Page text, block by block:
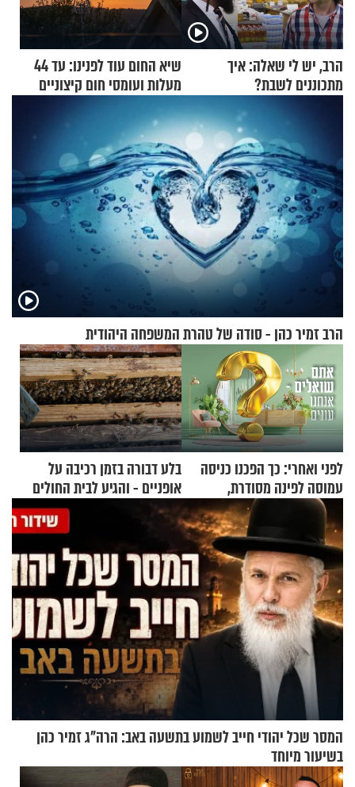
הרב, יש לי שאלה: איך
מתכוננים לשבת?
שיא החום עוד לפנינו: עד 44
מעלות ועומסי חום קיצוניים
הרב זמיר כהן - סודה של טהרת המשפחה היהודית
לפני ואחרי: כך הפכנו כניסה
עמוסה לפינה מסודרת,
שימושית ומזמינה
בלע דבורה בזמן רכיבה על
אופניים - והגיע לבית החולים
במצב מסכן חיים
המסר שכל יהודי חייב לשמוע בתשעה באב: הרה"ג זמיר כהן
בשיעור מיוחד